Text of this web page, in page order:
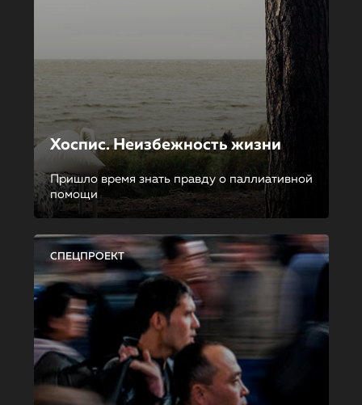
Хоспис. Неизбежность жизни
Пришло время знать правду о паллиативной
помощи
СПЕЦПРОЕКТ